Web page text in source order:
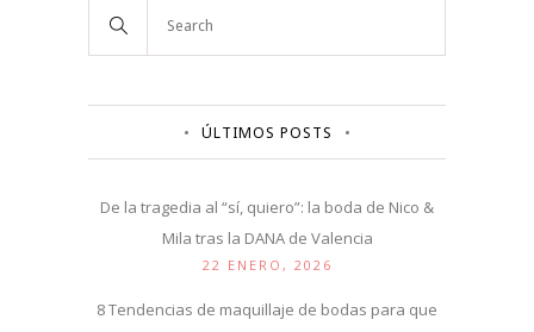
ÚLTIMOS POSTS
De la tragedia al “sí, quiero”: la boda de Nico &
Mila tras la DANA de Valencia
22 ENERO, 2026
8 Tendencias de maquillaje de bodas para que